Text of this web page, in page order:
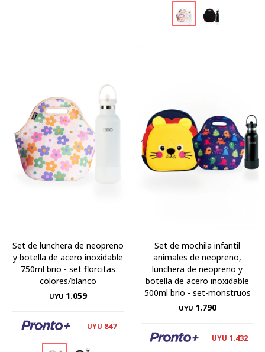
Set de lunchera de neopreno
y botella de acero inoxidable
750ml brio - set florcitas
colores/blanco
UYU 1.059
UYU 847
Set de mochila infantil
animales de neopreno,
lunchera de neopreno y
botella de acero inoxidable
500ml brio - set-monstruos
UYU 1.790
UYU 1.432